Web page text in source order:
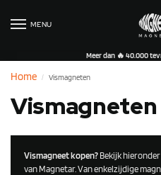
MENU
Meer dan 🔥 40.000
Home / Vismagneten
Vismagneten
Vismagneet kopen?Bekijk
van Magnetar. Van enkelzijdige